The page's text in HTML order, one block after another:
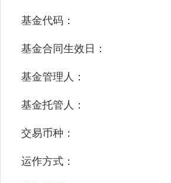
基金代码：
基金合同生效日：
基金管理人：
基金托管人：
交易币种：
运作方式：